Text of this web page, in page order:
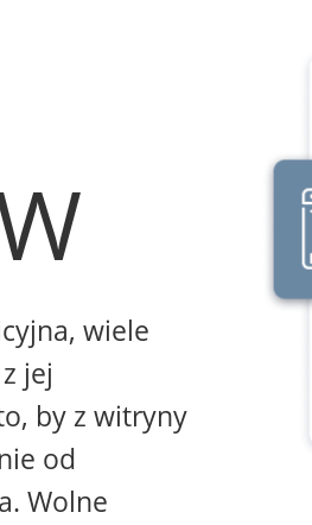
wiele
jej
by z witryny
od
Wolne